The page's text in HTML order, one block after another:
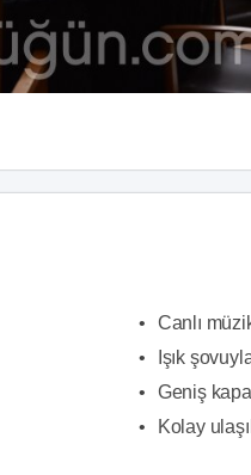
•
Canlı
•
Işık
•
Geniş
•
Kolay